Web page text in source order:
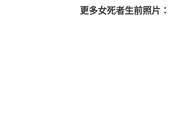
更多女死者生前照片：